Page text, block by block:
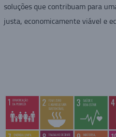
soluções que contribuam para
justa, economicamente viável e